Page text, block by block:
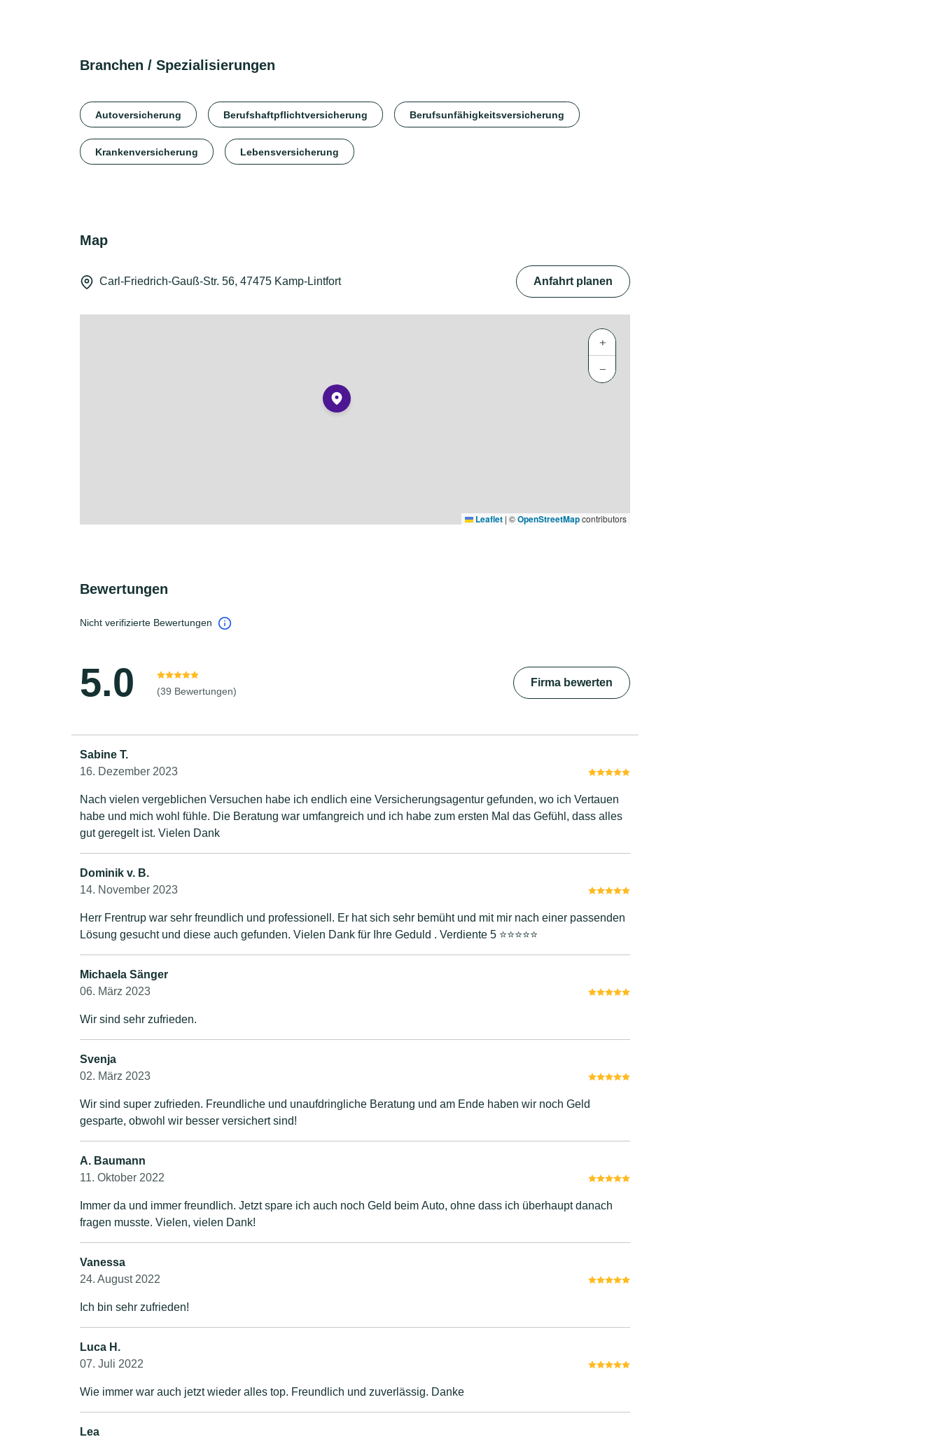
Branchen / Spezialisierungen
Autoversicherung Berufshaftpflichtversicherung Berufsunfähigkeitsversicherung
Krankenversicherung Lebensversicherung
Map
Carl-Friedrich-Gauß-Str. 56, 47475 Kamp-Lintfort Anfahrt planen
+
−
Leaflet | ©OpenStreetMapcontributors
Bewertungen
Nicht verifizierte Bewertungen
5.0 (39 Bewertungen)
Firma bewerten
Sabine T.
16. Dezember 2023
Nach vielen vergeblichen Versuchen habe ich endlich eine Versicherungsagentur gefunden, wo ich Vertauen
habe und mich wohl fühle. Die Beratung war umfangreich und ich habe zum ersten Mal das Gefühl, dass alles
gut geregelt ist. Vielen Dank
Dominik v. B.
14. November 2023
Herr Frentrup war sehr freundlich und professionell. Er hat sich sehr bemüht und mit mir nach einer passenden
Lösung gesucht und diese auch gefunden. Vielen Dank für Ihre Geduld . Verdiente 5 ⭐️⭐️⭐️⭐️⭐️
Michaela Sänger
06. März 2023
Wir sind sehr zufrieden.
Svenja
02. März 2023
Wir sind super zufrieden. Freundliche und unaufdringliche Beratung und am Ende haben wir noch Geld
gesparte, obwohl wir besser versichert sind!
A. Baumann
11. Oktober 2022
Immer da und immer freundlich. Jetzt spare ich auch noch Geld beim Auto, ohne dass ich überhaupt danach
fragen musste. Vielen, vielen Dank!
Vanessa
24. August 2022
Ich bin sehr zufrieden!
Luca H.
07. Juli 2022
Wie immer war auch jetzt wieder alles top. Freundlich und zuverlässig. Danke
Lea